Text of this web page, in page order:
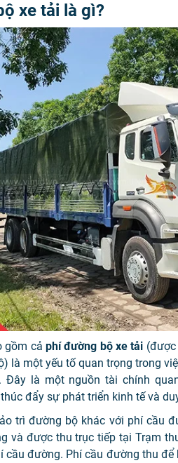
xe tải là gì?
gồm cả phí đường bộ xe tải
là một yếu tố quan trọng trong
Đây là một nguồn tài chính
đẩy sự phát triển kinh tế và
trì đường bộ khác với phí cầu
và được thu trục tiếp tại Trạm
cầu đường. Phí cầu đường thu